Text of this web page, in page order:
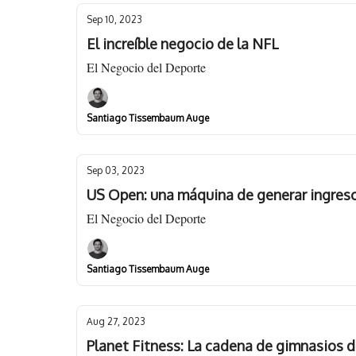
Sep 10, 2023
El increíble negocio de la NFL
El Negocio del Deporte
Santiago Tissembaum Auge
Sep 03, 2023
US Open: una máquina de generar
El Negocio del Deporte
Santiago Tissembaum Auge
Aug 27, 2023
Planet Fitness: La cadena de gimnasios